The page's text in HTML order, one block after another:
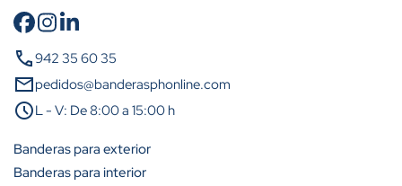
Cantidad
A partir de 2 unidades
A partir de 5 unidades
A partir de 10 unidades
call942 35 60 35
mailpedidos@banderasphonline.com
scheduleL - V: De 8:00 a 15:00 h
Banderas para exterior
Banderas para interior